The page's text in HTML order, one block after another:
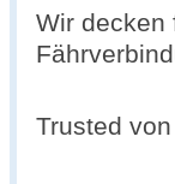
Wir decken
Trusted